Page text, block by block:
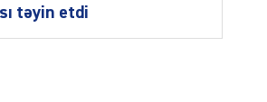
icra başçısı təyin etdi
təyin etdi